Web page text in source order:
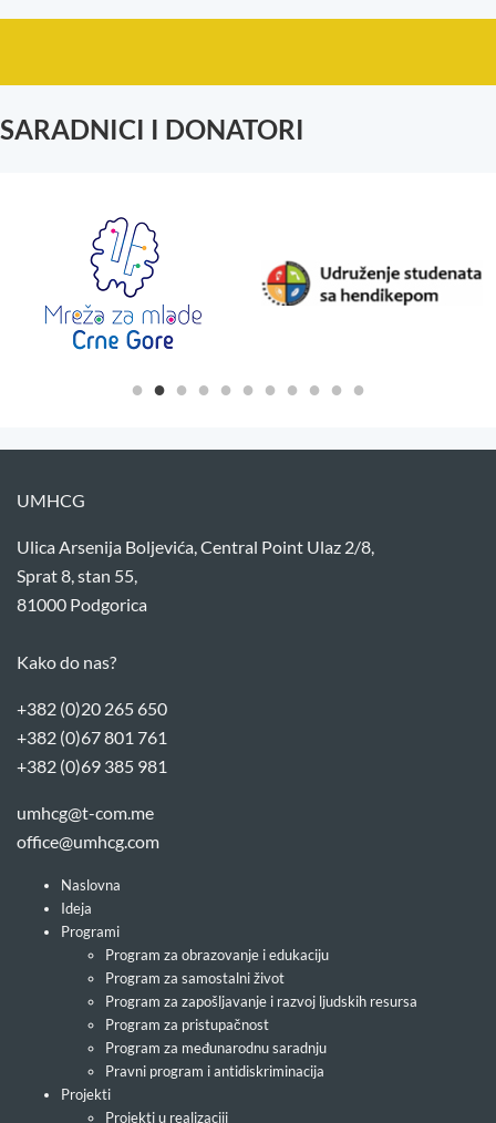
SARADNICI I DONATORI
UMHCG
Ulica Arsenija Boljevića, Central Point Ulaz 2/8,
Sprat 8, stan 55,
81000 Podgorica
Kako do nas?
+382 (0)20 265 650
+382 (0)67 801 761
+382 (0)69 385 981
umhcg@t-com.me
office@umhcg.com
Naslovna
Ideja
Programi
Program za obrazovanje i edukaciju
Program za samostalni život
Program za zapošljavanje i razvoj ljudskih resursa
Program za pristupačnost
Program za međunarodnu saradnju
Pravni program i antidiskriminacija
Projekti
Projekti u realizaciji